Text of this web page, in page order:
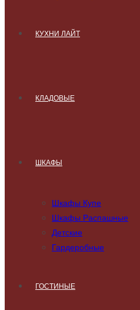
КУХНИ ЛАЙТ
КЛАДОВЫЕ
ШКАФЫ
Шкафы Купе
Шкафы Распашные
Детские
Гардеробные
ГОСТИНЫЕ